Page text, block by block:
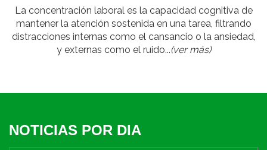
La concentración laboral es la capacidad cognitiva de
mantener la atención sostenida en una tarea, filtrando
distracciones internas como el cansancio o la ansiedad,
y externas como el ruido...(ver más)
NOTICIAS POR DIA